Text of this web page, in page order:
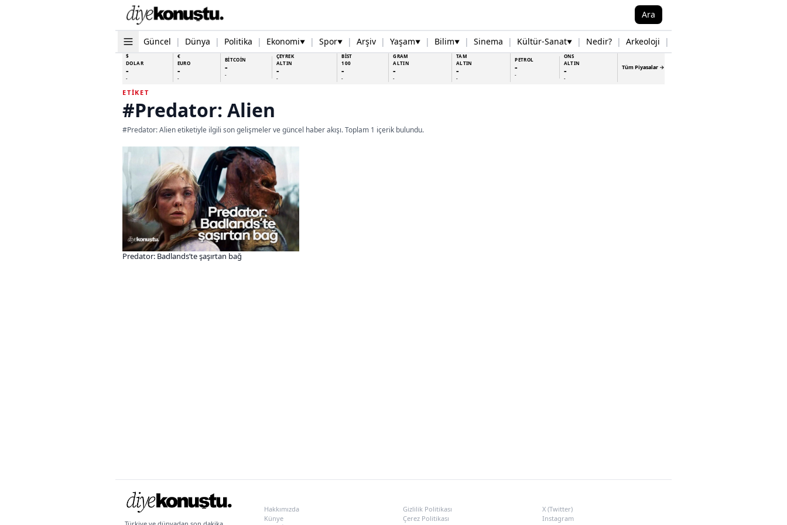
Ara
Güncel | Dünya | Politika | Ekonomi▼ | Spor▼ | Arşiv | Yaşam▼ | Bilim▼ | Sinema | Kültür-Sanat▼ | Nedir? | Arkeoloji |
$
DOLAR
-
-
€
EURO
-
-
BİTCOİN
-
-
ÇEYREK
ALTIN
-
-
BİST
100
-
-
GRAM
ALTIN
-
-
TAM
ALTIN
-
-
PETROL
-
-
ONS
ALTIN
-
-
Tüm Piyasalar →
ETIKET
#Predator: Alien
#Predator: Alien etiketiyle ilgili son gelişmeler ve güncel haber akışı. Toplam 1 içerik bulundu.
Predator: Badlands’te şaşırtan bağ
Hakkımızda
Künye
Gizlilik Politikası
Çerez Politikası
X (Twitter)
Instagram